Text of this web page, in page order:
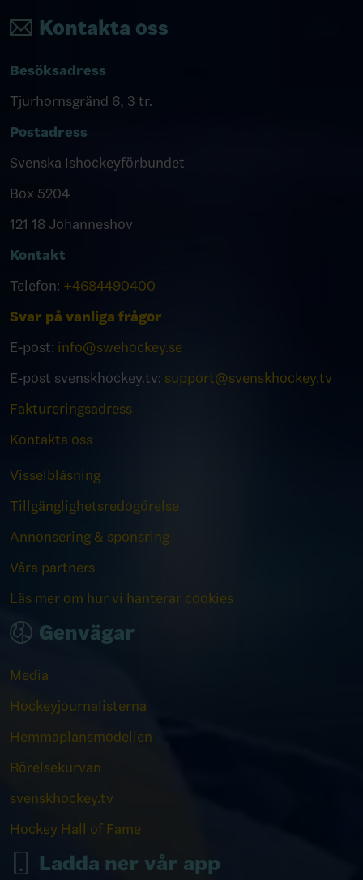
Kontakta oss
Besöksadress
Tjurhornsgränd 6, 3 tr.
Postadress
Svenska Ishockeyförbundet
Box 5204
121 18 Johanneshov
Kontakt
Telefon: +4684490400
Svar på vanliga frågor
E-post: info@swehockey.se
E-post svenskhockey.tv: support@svenskhockey.tv
Faktureringsadress
Kontakta oss
Visselblåsning
Tillgänglighetsredogörelse
Annonsering & sponsring
Våra partners
Läs mer om hur vi hanterar cookies
Genvägar
Media
Hockeyjournalisterna
Hemmaplansmodellen
Rörelsekurvan
svenskhockey.tv
Hockey Hall of Fame
Ladda ner vår app